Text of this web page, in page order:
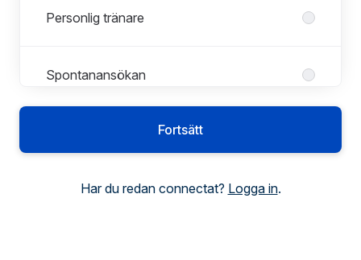
Personlig tränare
Spontanansökan
Fortsätt
Har du redan connectat? Logga in.